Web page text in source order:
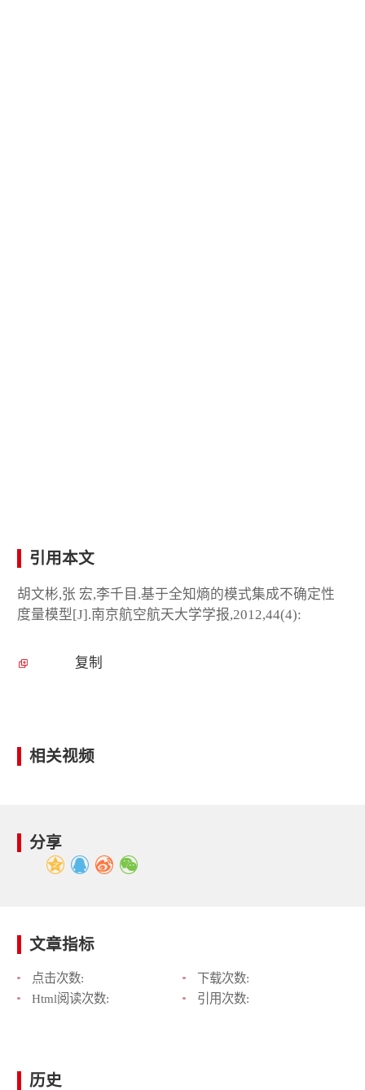
引用本文
胡文彬,张 宏,李千目.基于全知熵的模式集成不确定性
度量模型[J].南京航空航天大学学报,2012,44(4):
复制
相关视频
分享
文章指标
点击次数:
下载次数:
Html阅读次数:
引用次数:
历史